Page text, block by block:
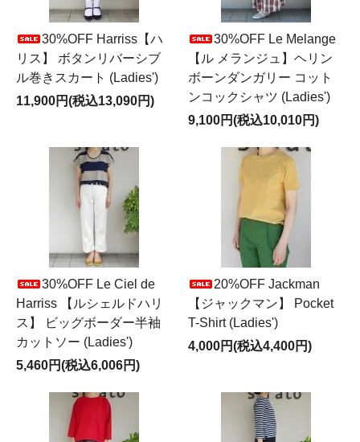
30%OFF Harriss【ハ
リス】 ボタンリバーシブ
ル巻きスカート (Ladies')
11,900円(税込13,090円)
30%OFF Le Melange
【ル メランジュ】ヘリン
ボーンダンガリー コット
ンコックシャツ (Ladies')
9,100円(税込10,010円)
30%OFF Le Ciel de
Harriss 【ルシェルドハリ
ス】 ビッグボーダー半袖
カットソー (Ladies')
5,460円(税込6,006円)
20%OFF Jackman
【ジャックマン】 Pocket
T-Shirt (Ladies')
4,000円(税込4,400円)